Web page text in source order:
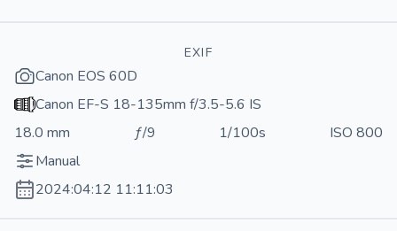
EXIF
Canon EOS 60D
Canon EF-S 18-135mm f/3.5-5.6 IS
18.0 mm
ƒ/9 1/100s
ISO 800
Manual
2024:04:12 11:11:03